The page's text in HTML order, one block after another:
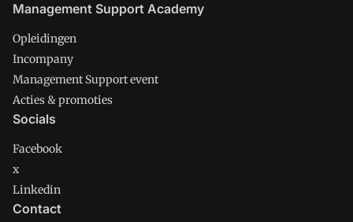
Management Support Academy
Opleidingen
Incompany
Management Support event
Acties & promoties
Socials
Facebook
x
Linkedin
Contact